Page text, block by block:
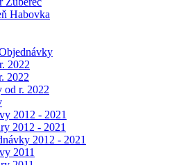
Habovka
2022
2022
od r. 2022
2012 - 2021
2012 - 2021
2012 - 2021
2011